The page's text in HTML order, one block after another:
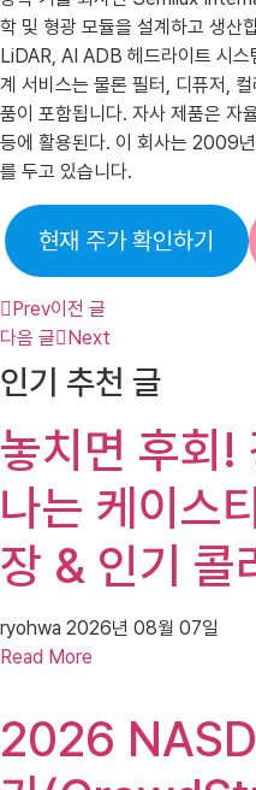
학 및 형광 모듈을 설계하고 생산
LiDAR, AI ADB 헤드라이트 시
계 서비스는 물론 필터, 디퓨저,
품이 포함됩니다. 자사 제품은 자
등에 활용된다. 이 회사는 2009
를 두고 있습니다.
현재 주가 확인하기
Prev이전 글
다음 글
Next
인기 추천 글
놓치면 후회!
나는 케이스
장 & 인기 콜
ryohwa 2026년 08월 07일
Read More
2026